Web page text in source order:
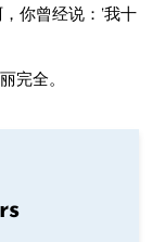
你曾经说：‘我十
完全。